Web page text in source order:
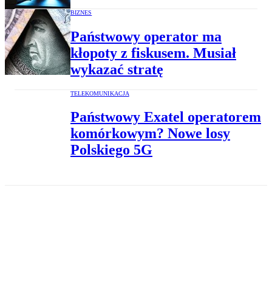
BIZNES
Państwowy operator ma
kłopoty z fiskusem. Musiał
wykazać stratę
TELEKOMUNIKACJA
Państwowy Exatel operatorem
komórkowym? Nowe losy
Polskiego 5G